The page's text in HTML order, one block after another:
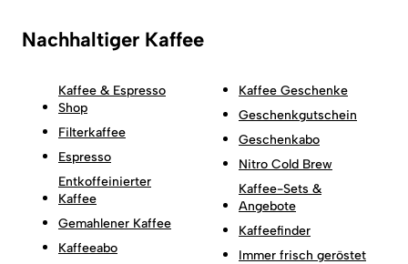
Nachhaltiger Kaffee
Kaffee & Espresso
Shop
Filterkaffee
Espresso
Entkoffeinierter
Kaffee
Gemahlener Kaffee
Kaffeeabo
Kaffee Geschenke
Geschenkgutschein
Geschenkabo
Nitro Cold Brew
Kaffee-Sets &
Angebote
Kaffeefinder
Immer frisch geröstet